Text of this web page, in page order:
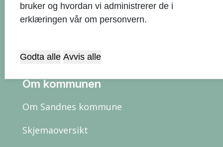
email Postboks 583, 4302 Sandnes
Om kommunen
Om Sandnes kommune
Skjemaoversikt
bruker og hvordan vi administrerer de i
erklæringen vår om personvern.
Godta alle Avvis alle